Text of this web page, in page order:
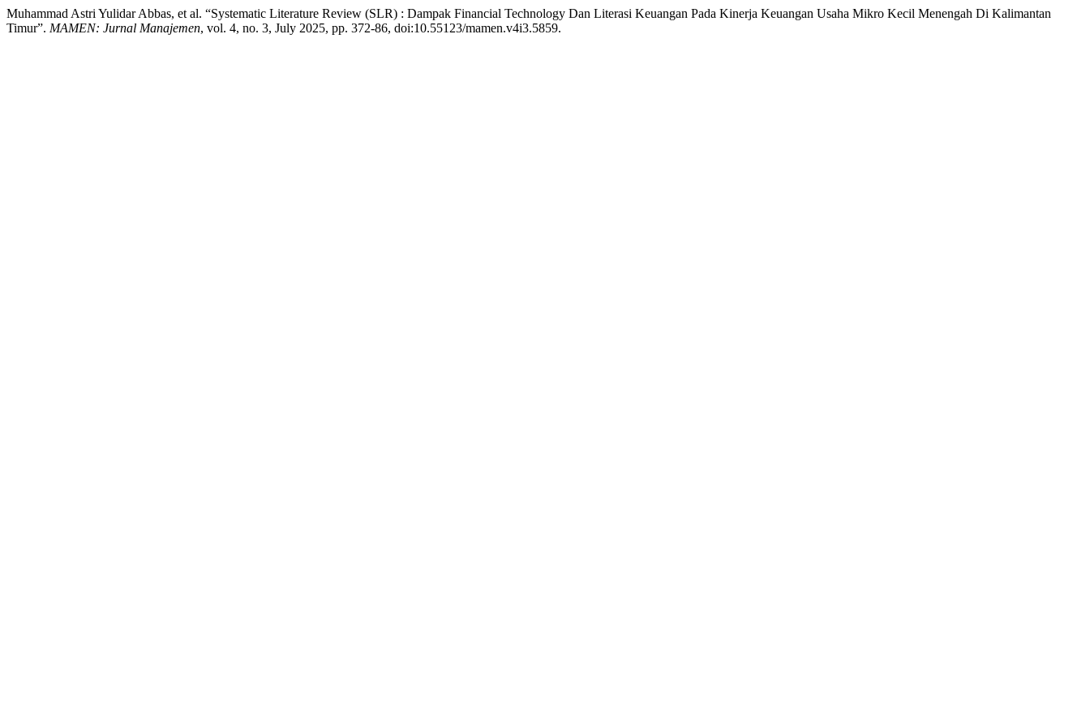
Muhammad Astri Yulidar Abbas, et al. “Systematic Literature Review (SLR) : Dampak Financial Technology Dan Literasi Keuangan Pada Kinerja Keuangan Usaha Mikro Kecil Menengah Di Kalimantan
Timur”. MAMEN: Jurnal Manajemen, vol. 4, no. 3, July 2025, pp. 372-86, doi:10.55123/mamen.v4i3.5859.